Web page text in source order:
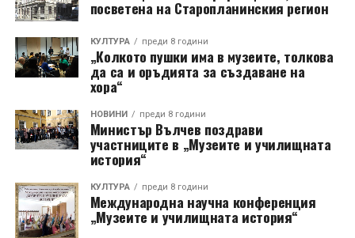
посветена на Старопланинския регион
КУЛТУРА преди 8 години
„Колкото пушки има в музеите, толкова
да са и оръдията за създаване на
хора“
НОВИНИ преди 8 години
Министър Вълчев поздрави
участниците в „Музеите и училищната
история“
КУЛТУРА преди 8 години
Международна научна конференция
„Музеите и училищната история“